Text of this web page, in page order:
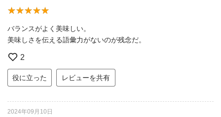
バランスがよく美味しい。
美味しさを伝える語彙力がないのが残念だ。
2
役に立った レビューを共有
2024年09月10日